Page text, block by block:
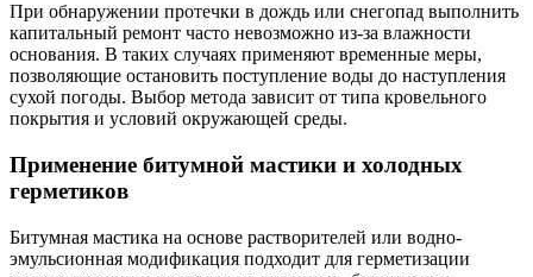
При обнаружении протечки в дождь или снегопад выполнить
капитальный ремонт часто невозможно из-за влажности
основания. В таких случаях применяют временные меры,
позволяющие остановить поступление воды до наступления
сухой погоды. Выбор метода зависит от типа кровельного
покрытия и условий окружающей среды.
Применение битумной мастики и холодных
герметиков
Битумная мастика на основе растворителей или водно-
эмульсионная модификация подходит для герметизации